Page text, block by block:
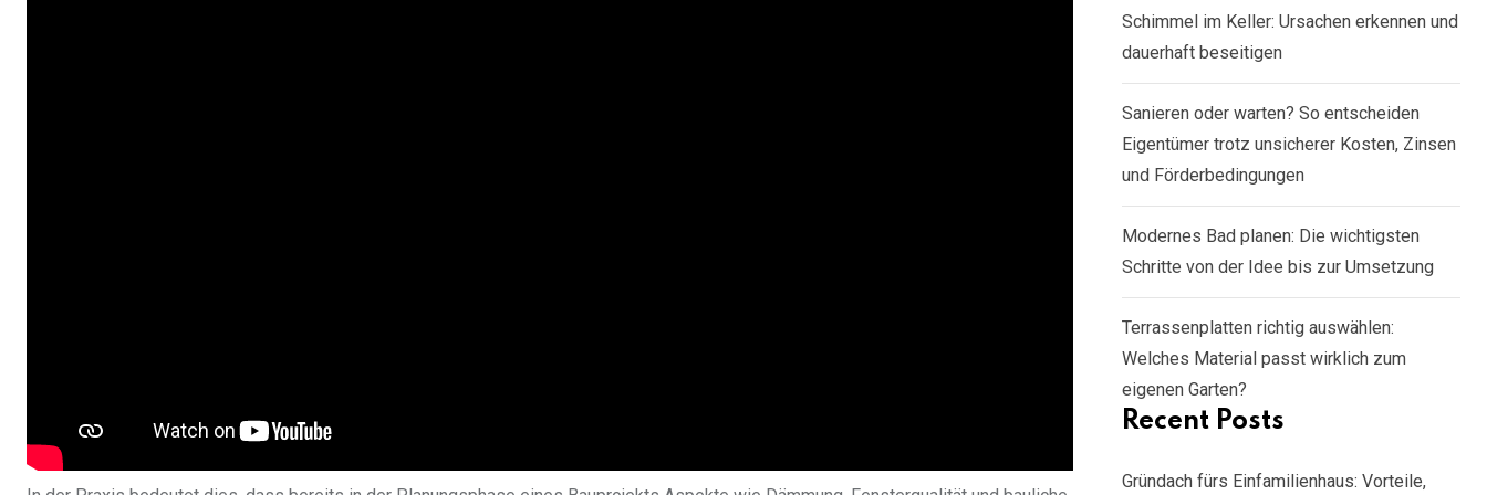
Schimmel im Keller: Ursachen erkennen und
dauerhaft beseitigen
Sanieren oder warten? So entscheiden
Eigentümer trotz unsicherer Kosten, Zinsen
und Förderbedingungen
Modernes Bad planen: Die wichtigsten
Schritte von der Idee bis zur Umsetzung
Terrassenplatten richtig auswählen:
Welches Material passt wirklich zum
eigenen Garten?
Recent Posts
Gründach fürs Einfamilienhaus: Vorteile,